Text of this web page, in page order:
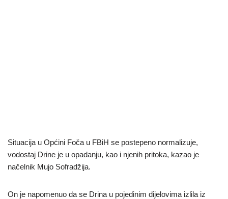
Situacija u Općini Foča u FBiH se postepeno normalizuje,
vodostaj Drine je u opadanju, kao i njenih pritoka, kazao je
načelnik Mujo Sofradžija.
On je napomenuo da se Drina u pojedinim dijelovima izlila iz